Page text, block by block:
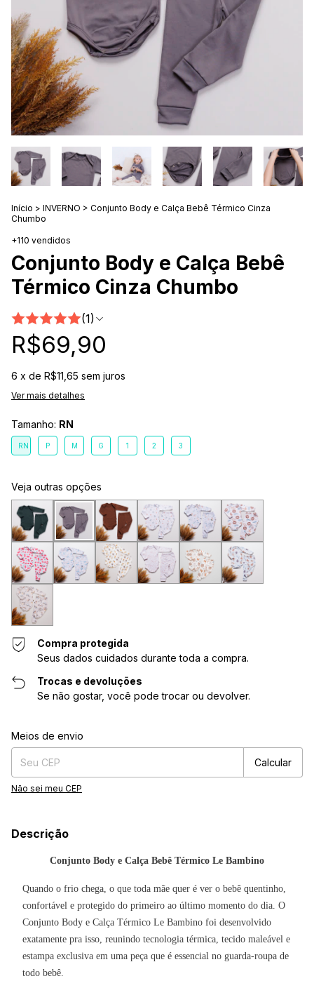
Início > INVERNO > Conjunto Body e Calça Bebê Térmico Cinza
Chumbo
+110 vendidos
Conjunto Body e Calça Bebê
Térmico Cinza Chumbo
(1)
R$69,90
6 x de R$11,65 sem juros
Ver mais detalhes
Tamanho: RN
RN P M G 1 2 3
Veja outras opções
Compra protegida
Seus dados cuidados durante toda a compra.
Trocas e devoluções
Se não gostar, você pode trocar ou devolver.
Entregas para o CEP:
Meios de envio
Calcular
Não sei meu CEP
Descrição
Conjunto Body e Calça Bebê Térmico Le Bambino
Quando o frio chega, o que toda mãe quer é ver o bebê quentinho,
confortável e protegido do primeiro ao último momento do dia. O
Conjunto Body e Calça Térmico Le Bambino foi desenvolvido
exatamente pra isso, reunindo tecnologia térmica, tecido maleável e
estampa exclusiva em uma peça que é essencial no guarda-roupa de
todo bebê.